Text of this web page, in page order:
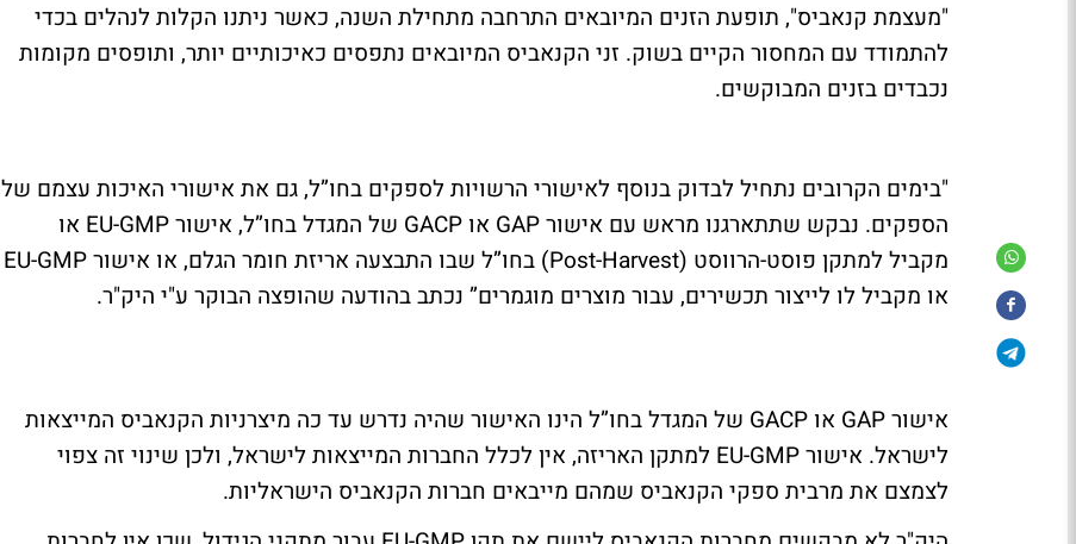
"מעצמת קנאביס", תופעת הזנים המיובאים התרחבה מתחילת השנה, כאשר ניתנו הקלות לנהלים בכדי
להתמודד עם המחסור הקיים בשוק. זני הקנאביס המיובאים נתפסים כאיכותיים יותר, ותופסים מקומות
נכבדים בזנים המבוקשים.
"בימים הקרובים נתחיל לבדוק בנוסף לאישורי הרשויות לספקים בחו”ל, גם את אישורי האיכות עצמם של
הספקים. נבקש שתתארגנו מראש עם אישור GAP או GACP של המגדל בחו”ל, אישור EU-GMP או
מקביל למתקן פוסט-הרווסט (Post-Harvest) בחו”ל שבו התבצעה אריזת חומר הגלם, או אישור EU-GMP
או מקביל לו לייצור תכשירים, עבור מוצרים מוגמרים” נכתב בהודעה שהופצה הבוקר ע"י היק"ר.
אישור GAP או GACP של המגדל בחו”ל הינו האישור שהיה נדרש עד כה מיצרניות הקנאביס המייצאות
לישראל. אישור EU-GMP למתקן האריזה, אין לכלל החברות המייצאות לישראל, ולכן שינוי זה צפוי
לצמצם את מרבית ספקי הקנאביס שמהם מייבאים חברות הקנאביס הישראליות.